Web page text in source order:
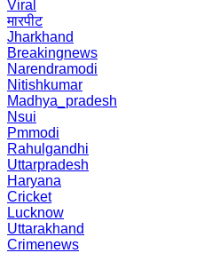
Viral
मारपीट
Jharkhand
Breakingnews
Narendramodi
Nitishkumar
Madhya_pradesh
Nsui
Pmmodi
Rahulgandhi
Uttarpradesh
Haryana
Cricket
Lucknow
Uttarakhand
Crimenews